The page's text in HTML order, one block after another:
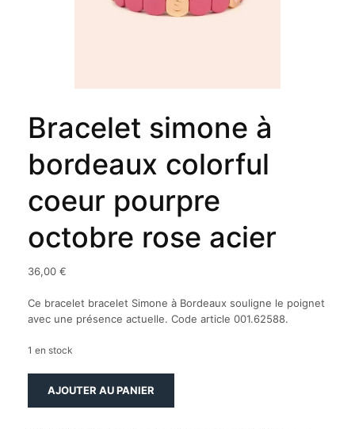
Bracelet simone à
bordeaux colorful
coeur pourpre
octobre rose acier
36,00 €
Ce bracelet bracelet Simone à Bordeaux souligne le poignet
avec une présence actuelle. Code article 001.62588.
1 en stock
AJOUTER AU PANIER